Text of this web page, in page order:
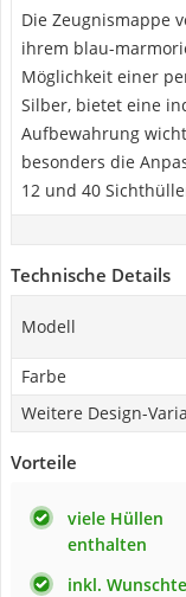
Die Zeugnismappe
ihrem blau-
Möglichkeit einer
Silber, bietet eine
Aufbewahrung
besonders die
12 und 40
Technische Details
Modell
Farbe
Weitere Design-
Vorteile
viele Hüllen
enthalten
inkl.